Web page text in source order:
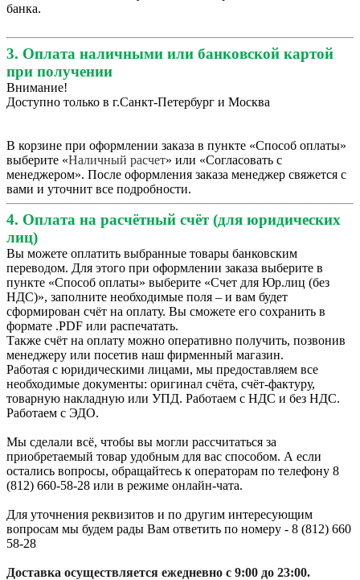
банка.
3. Оплата наличными или банковской картой
при получении
Внимание!
Доступно только в г.Санкт-Петербург и Москва
В корзине при оформлении заказа в пункте «Способ оплаты»
выберите «Наличный расчет» или «Согласовать с
менеджером». После оформления заказа менеджер свяжется с
вами и уточнит все подробности.
4. Оплата на расчётный счёт (для юридических
лиц)
Вы можете оплатить выбранные товары банковским
переводом. Для этого при оформлении заказа выберите в
пункте «Способ оплаты» выберите «Счет для Юр.лиц (без
НДС)», заполните необходимые поля – и вам будет
сформирован счёт на оплату. Вы сможете его сохранить в
формате .PDF или распечатать.
Также счёт на оплату можно оперативно получить, позвонив
менеджеру или посетив наш фирменный магазин.
Работая с юридическими лицами, мы предоставляем все
необходимые документы: оригинал счёта, счёт-фактуру,
товарную накладную или УПД. Работаем с НДС и без НДС.
Работаем с ЭДО.
Мы сделали всё, чтобы вы могли рассчитаться за
приобретаемый товар удобным для вас способом. А если
остались вопросы, обращайтесь к операторам по телефону 8
(812) 660-58-28 или в режиме онлайн-чата.
Для уточнения реквизитов и по другим интересующим
вопросам мы будем рады Вам ответить по номеру - 8 (812) 660
58-28
Доставка осуществляется ежедневно с 9:00 до 23:00.